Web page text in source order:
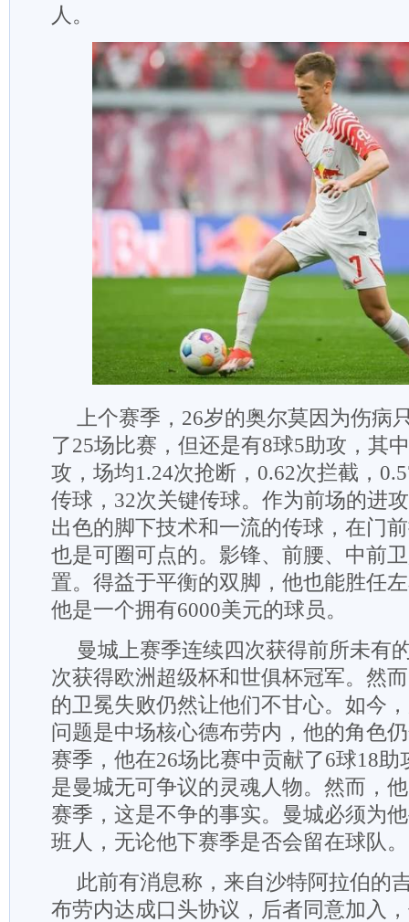
人。
上个赛季，26岁的奥尔莫因为伤病
了25场比赛，但还是有8球5助攻，其
攻，场均1.24次抢断，0.62次拦截，
传球，32次关键传球。作为前场的进
出色的脚下技术和一流的传球，在门
也是可圈可点的。影锋、前腰、中前
置。得益于平衡的双脚，他也能胜任
他是一个拥有6000美元的球员。
曼城上赛季连续四次获得前所未有
次获得欧洲超级杯和世俱杯冠军。然
的卫冕失败仍然让他们不甘心。如今
问题是中场核心德布劳内，他的角色
赛季，他在26场比赛中贡献了6球18助
是曼城无可争议的灵魂人物。然而，
赛季，这是不争的事实。曼城必须为
班人，无论他下赛季是否会留在球队。
此前有消息称，来自沙特阿拉伯的
布劳内达成口头协议，后者同意加入